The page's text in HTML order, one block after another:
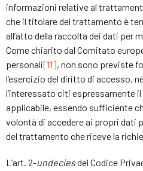
informazioni relative al
che il titolare del trattamento è
all’atto della raccolta dei dati per
Come chiarito dal Comitato
personali[11], non sono previste
l’esercizio del diritto di accesso,
l’interessato citi espressamente
applicabile, essendo sufficiente
volontà di accedere ai propri dati
del trattamento che riceve la
L’art. 2-undeciesdel Codice